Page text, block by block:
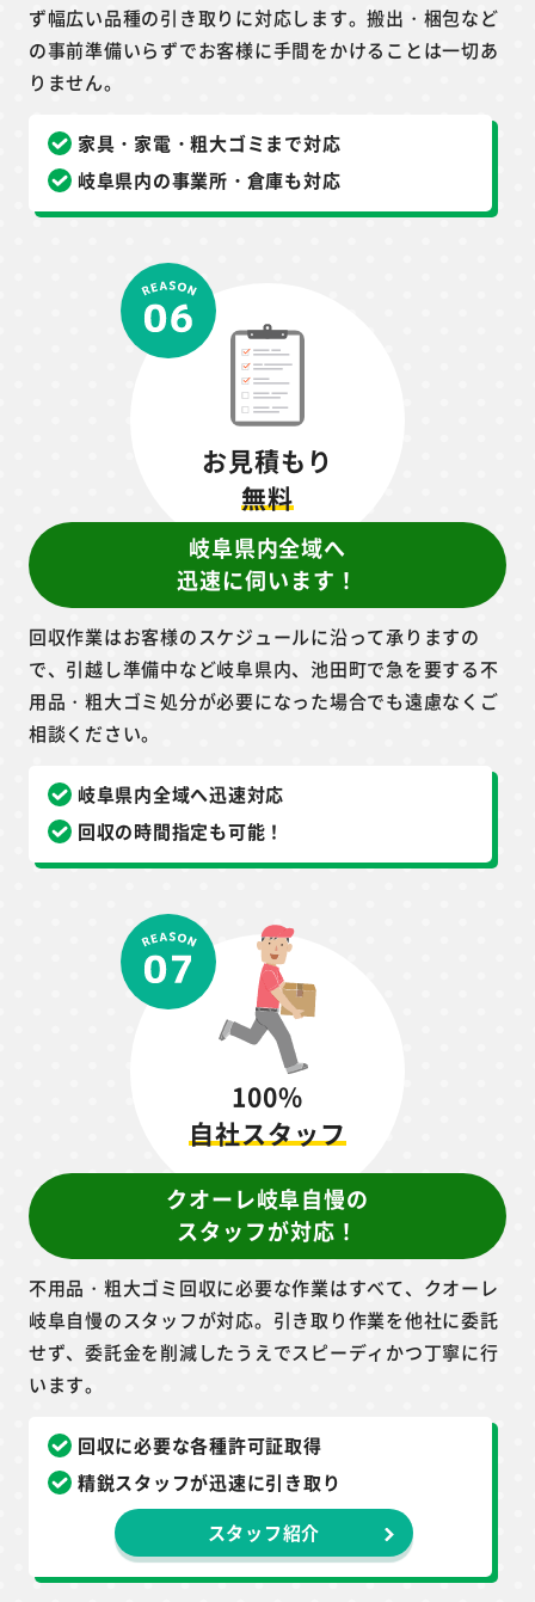
不用品・廃品の
品種を問わず対応！
ず幅広い品種の引き取りに対応します。搬出・梱包など
の事前準備いらずでお客様に手間をかけることは一切あ
家具・家電・粗大ゴミまで対応
岐阜県内の事業所・倉庫も対応
お見積もり
無料
岐阜県内全域へ
迅速に伺います！
で、引越し準備中など岐阜県内、池田町で急を要する不
用品・粗大ゴミ処分が必要になった場合でも遠慮なくご
岐阜県内全域へ迅速対応
回収の時間指定も可能！
100%
自社スタッフ
クオーレ岐阜自慢の
スタッフが対応！
岐阜自慢のスタッフが対応。引き取り作業を他社に委託
せず、委託金を削減したうえでスピーディかつ丁寧に行
回収に必要な各種許可証取得